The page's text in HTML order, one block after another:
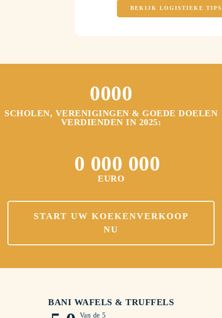
BEKIJK LOGISTIEKE TIPS
0
1
3
4
5
6
7
0
0
1
3
4
5
6
7
0
0
1
3
4
5
6
7
0
0
1
3
4
5
6
7
0
SCHOLEN, VERENIGINGEN & GOEDE DOELEN
VERDIENDEN IN 2025:
0
2
3
4
5
7
0
1
2
3
4
5
7
0
1
2
3
4
5
7
0
1
2
3
4
5
7
0
2
3
4
5
7
0
2
3
4
5
7
0
2
3
4
5
7
EURO
START UW KOEKENVERKOOP
NU
BANI WAFELS & TRUFFELS
Van de 5